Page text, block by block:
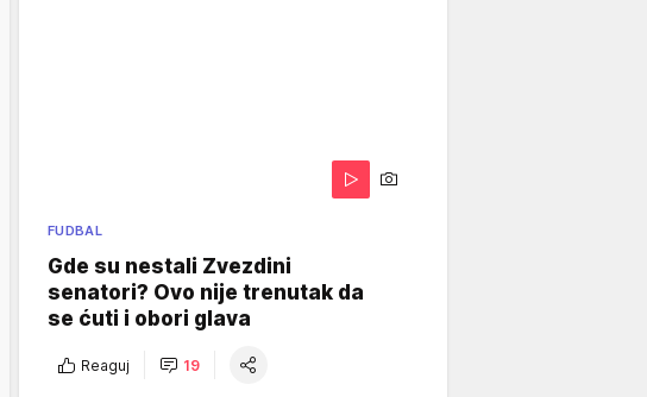
FUDBAL
Gde su nestali Zvezdini
senatori? Ovo nije trenutak da
se ćuti i obori glava
Reaguj 19